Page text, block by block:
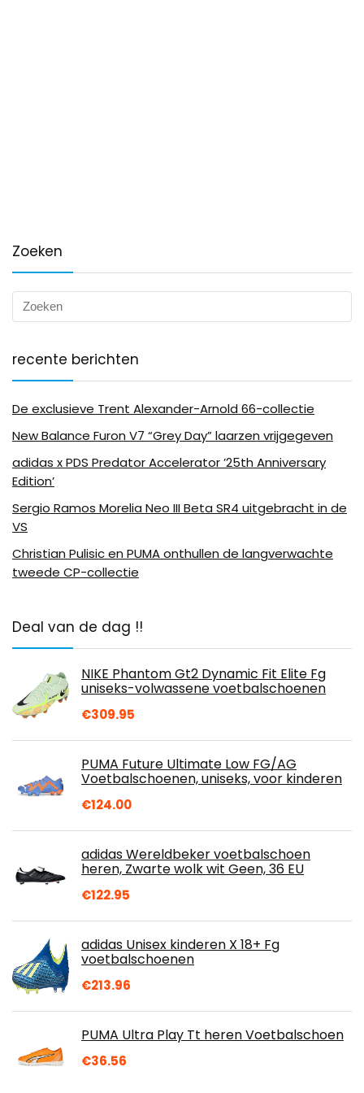
Zoeken
recente berichten
De exclusieve Trent Alexander-Arnold 66-collectie
New Balance Furon V7 “Grey Day” laarzen vrijgegeven
adidas x PDS Predator Accelerator ’25th Anniversary
Edition’
Sergio Ramos Morelia Neo III Beta SR4 uitgebracht in de
VS
Christian Pulisic en PUMA onthullen de langverwachte
tweede CP-collectie
Deal van de dag !!
NIKE Phantom Gt2 Dynamic Fit Elite Fg
uniseks-volwassene voetbalschoenen
€309.95
PUMA Future Ultimate Low FG/AG
Voetbalschoenen, uniseks, voor kinderen
€124.00
adidas Wereldbeker voetbalschoen
heren, Zwarte wolk wit Geen, 36 EU
€122.95
adidas Unisex kinderen X 18+ Fg
voetbalschoenen
€213.96
PUMA Ultra Play Tt heren Voetbalschoen
€36.56